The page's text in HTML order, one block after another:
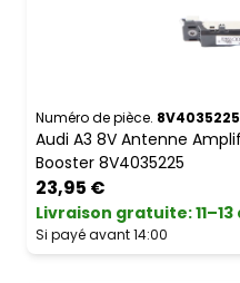
Numéro de pièce. 8V4035225
Audi A3 8V Antenne
Booster 8V4035225
23,95 €
Livraison gratuite:
Si payé avant 14:00